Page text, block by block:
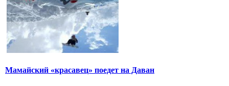
Мамайский «красавец» поедет на Даван